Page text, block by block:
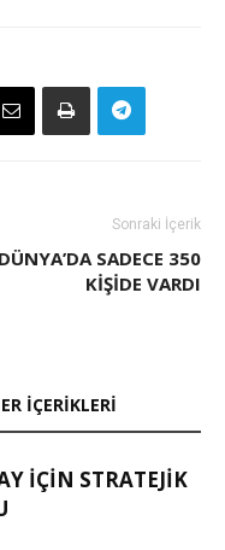
Sonraki İçerik
DÜNYA’DA SADECE 350
İÇERIKLERI
İÇIN STRATEJIK